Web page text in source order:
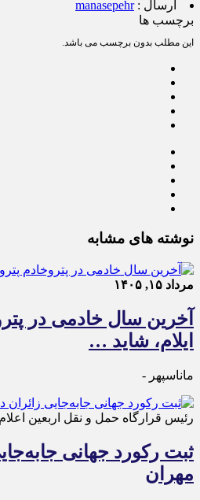
ارسال :manasepehr
برچسب ها
این مطلب بدون برچسب می باشد.
نوشته های مشابه
مرداد ۱۵, ۱۴۰۵
آخرین سال خادمی در
ایلام، شاید …
ماناسپهر -
رئیس قرارگاه حمل و نقل اربعین
ثبت رکورد جهانی
مهران